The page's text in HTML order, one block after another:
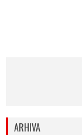
ARHIVA